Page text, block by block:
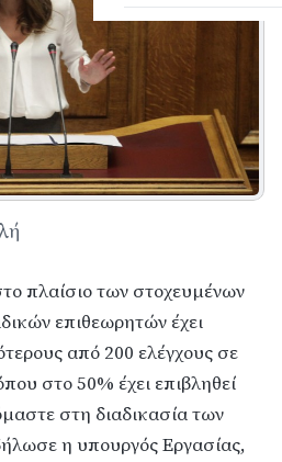
πλαίσιο των στοχευμένων
επιθεωρητών έχει
από 200 ελέγχους σε
στο 50% έχει επιβληθεί
στη διαδικασία των
η υπουργός Εργασίας,